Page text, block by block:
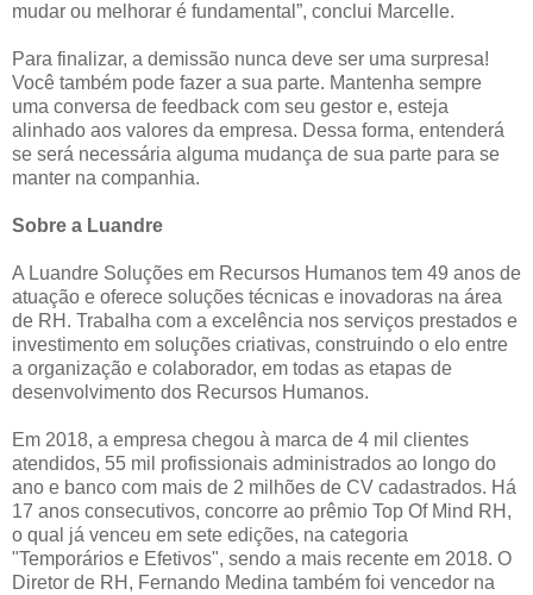
mudar ou melhorar é fundamental”, conclui Marcelle.
Para finalizar, a demissão nunca deve ser uma surpresa!
Você também pode fazer a sua parte. Mantenha sempre
uma conversa de feedback com seu gestor e, esteja
alinhado aos valores da empresa. Dessa forma, entenderá
se será necessária alguma mudança de sua parte para se
manter na companhia.
Sobre a Luandre
A Luandre Soluções em Recursos Humanos tem 49 anos de
atuação e oferece soluções técnicas e inovadoras na área
de RH. Trabalha com a excelência nos serviços prestados e
investimento em soluções criativas, construindo o elo entre
a organização e colaborador, em todas as etapas de
desenvolvimento dos Recursos Humanos.
Em 2018, a empresa chegou à marca de 4 mil clientes
atendidos, 55 mil profissionais administrados ao longo do
ano e banco com mais de 2 milhões de CV cadastrados. Há
17 anos consecutivos, concorre ao prêmio Top Of Mind RH,
o qual já venceu em sete edições, na categoria
"Temporários e Efetivos", sendo a mais recente em 2018. O
Diretor de RH, Fernando Medina também foi vencedor na